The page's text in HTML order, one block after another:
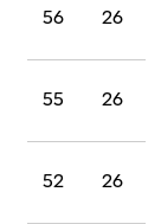
26
56
26
55
26
52